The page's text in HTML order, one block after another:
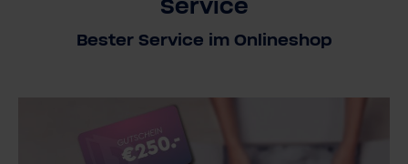
Service
Bester Service im Onlineshop